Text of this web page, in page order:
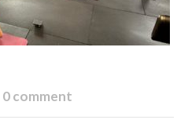
0 comment